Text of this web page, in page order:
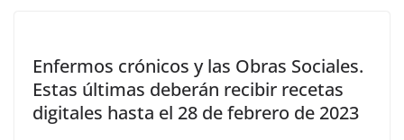
Enfermos crónicos y las Obras Sociales.
Estas últimas deberán recibir recetas
digitales hasta el 28 de febrero de 2023